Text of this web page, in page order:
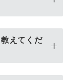
えてくだ